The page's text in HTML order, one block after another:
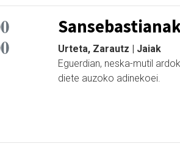
Urteta, Zarautz | Jaiak
Eguerdian, neska-mutil
diete auzoko adinekoei.